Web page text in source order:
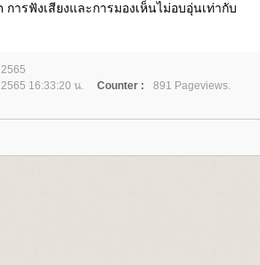
การฟังเสียงและการมองเห็นไม่อบอุ่นเท่ากับ
16:33:20 น. Counter :
891 Pageviews.